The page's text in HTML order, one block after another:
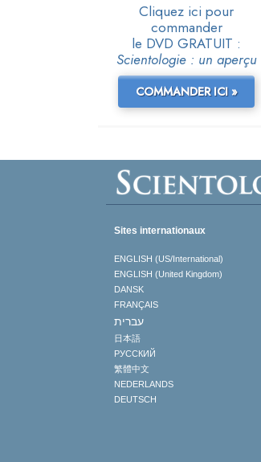
Cliquez ici pour
commander
le DVD GRATUIT :
Scientologie : un aperçu
COMMANDER ICI »
Sites internationaux
ENGLISH (US/International)
ENGLISH (United Kingdom)
DANSK
FRANÇAIS
עברית
日本語
РУССКИЙ
繁體中文
NEDERLANDS
DEUTSCH